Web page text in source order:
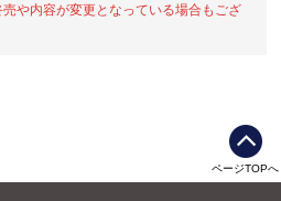
や内容が変更となっている場合もござ
ページTOPへ